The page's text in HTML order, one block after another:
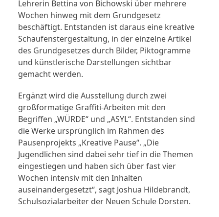
Lehrerin Bettina von Bichowski über mehrere
Wochen hinweg mit dem Grundgesetz
beschäftigt. Entstanden ist daraus eine kreative
Schaufenstergestaltung, in der einzelne Artikel
des Grundgesetzes durch Bilder, Piktogramme
und künstlerische Darstellungen sichtbar
gemacht werden.
Ergänzt wird die Ausstellung durch zwei
großformatige Graffiti-Arbeiten mit den
Begriffen „WÜRDE“ und „ASYL“. Entstanden sind
die Werke ursprünglich im Rahmen des
Pausenprojekts „Kreative Pause“. „Die
Jugendlichen sind dabei sehr tief in die Themen
eingestiegen und haben sich über fast vier
Wochen intensiv mit den Inhalten
auseinandergesetzt“, sagt Joshua Hildebrandt,
Schulsozialarbeiter der Neuen Schule Dorsten.